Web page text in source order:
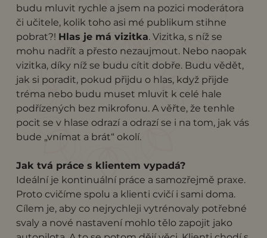
budu mluvit rychle a jsem na pozici moderátora
či učitele, kolik toho asi mé publikum stihne
pobrat?! Hlas je má vizitka. Vizitka, s níž se
mohu nadřít a přesto nezaujmout. Nebo naopak
vizitka, díky níž se budu cítit dobře. Budu vědět,
jak si poradit, pokud přijdu o hlas, když přijde
tréma nebo budu muset mluvit k celé hale
podřízených bez mikrofonu. A věřte, že tenhle
pocit se v hlase odrazí a odrazí se i na tom, jak vás
bude „vnímat a brát“ okolí.
Jak tvá práce s klientem vypadá?
Ideální je kontinuální práce a samozřejmě praxe.
Proto cvičíme spolu a klienti cvičí i sami doma.
Cílem je, aby co nejrychleji vytrénovaly potřebné
svaly a nové nastavení mohlo tělo zapojit jako